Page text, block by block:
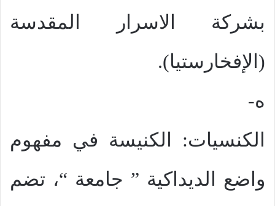
بشركة الاسرار المقدسة
(الإفخارستيا).
ه-
الكنسيات: الكنيسة في مفهوم
واضع الديداكية ” جامعة “، تضم